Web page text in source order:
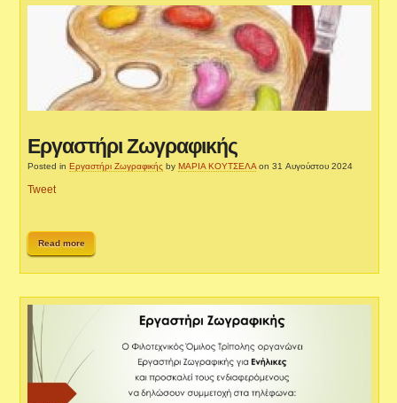
Εργαστήρι Ζωγραφικής
Posted in Εργαστήρι Ζωγραφικής by ΜΑΡΙΑ ΚΟΥΤΣΕΛΑ on 31 Αυγούστου 2024
Tweet
Read more